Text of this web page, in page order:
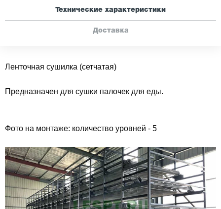
Технические характеристики
Доставка
Ленточная сушилка (сетчатая)
Предназначен для сушки палочек для еды.
Фото на монтаже: количество уровней - 5